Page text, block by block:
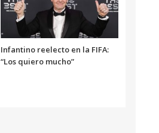
Infantino reelecto en la FIFA:
“Los quiero mucho”